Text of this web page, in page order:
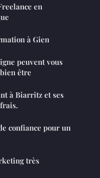
en
à Gien
peuvent vous
être
à Biarritz et ses
confiance pour un
très